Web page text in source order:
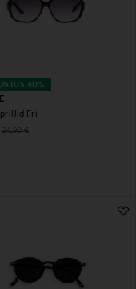
40%
Fri
Price
Original Price
24,90 €